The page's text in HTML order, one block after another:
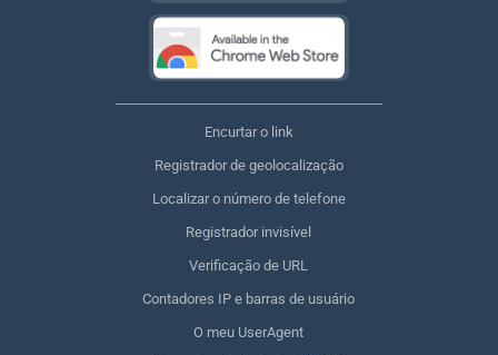
Encurtar o link
Registrador de geolocalização
Localizar o número de telefone
Registrador invisível
Verificação de URL
Contadores IP e barras de usuário
O meu UserAgent